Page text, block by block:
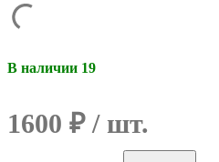
В наличии 19
1600 ₽